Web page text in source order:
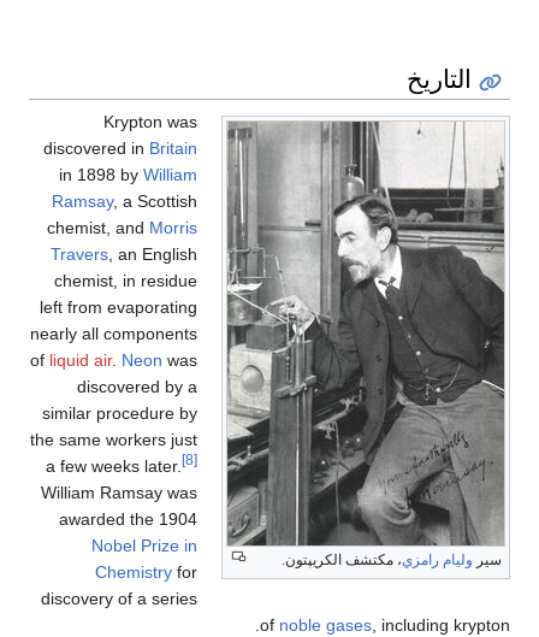
التاريخ
سير وليام رامزي، مكتشف الكريپتون.
Krypton was
discovered in Britain
in 1898 byWilliam
Ramsay, a Scottish
chemist, and Morris
Travers, an English
chemist, in residue
left from evaporating
nearly all components
of liquid air. Neon was
discovered by a
similar procedure by
the same workers just
a few weeks later.
[8]
William Ramsay was
awarded the 1904
Nobel Prize in
Chemistry for
discovery of a series
of noble gases, including krypton.